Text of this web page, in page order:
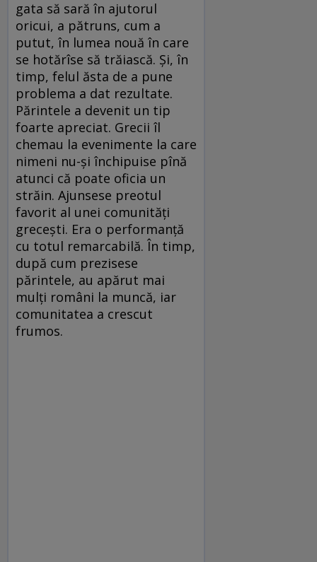
gata să sară în ajutorul
oricui, a pătruns, cum a
putut, în lumea nouă în care
se hotărîse să trăiască. Şi, în
timp, felul ăsta de a pune
problema a dat rezultate.
Părintele a devenit un tip
foarte apreciat. Grecii îl
chemau la evenimente la care
nimeni nu-şi închipuise pînă
atunci că poate oficia un
străin. Ajunsese preotul
favorit al unei comunităţi
greceşti. Era o performanţă
cu totul remarcabilă. În timp,
după cum prezisese
părintele, au apărut mai
mulţi români la muncă, iar
comunitatea a crescut
frumos.